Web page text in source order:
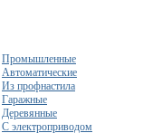
Промышленные
Автоматические
Из профнастила
Гаражные
Деревянные
С электроприводом